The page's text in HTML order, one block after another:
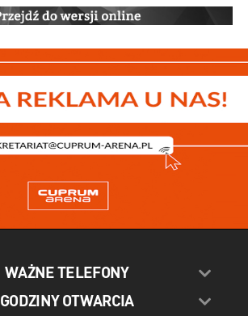
WAŻNE TELEFONY
GODZINY OTWARCIA